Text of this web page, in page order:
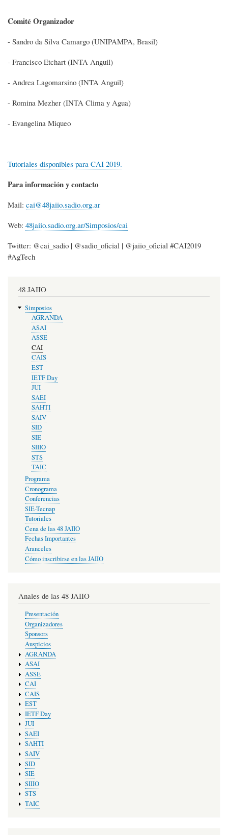
Comité Organizador
- Sandro da Silva Camargo (UNIPAMPA, Brasil)
- Francisco Etchart (INTA Anguil)
- Andrea Lagomarsino (INTA Anguil)
- Romina Mezher (INTA Clima y Agua)
- Evangelina Miqueo
Tutoriales disponibles para CAI 2019.
Para información y contacto
Mail: cai@48jaiio.sadio.org.ar
Web: 48jaiio.sadio.org.ar/Simposios/cai
Twitter: @cai_sadio | @sadio_oficial | @jaiio_oficial #CAI2019
#AgTech
48 JAIIO
Simposios
AGRANDA
ASAI
ASSE
CAI
CAIS
EST
IETF Day
JUI
SAEI
SAHTI
SAIV
SID
SIE
SIIIO
STS
TAIC
Programa
Cronograma
Conferencias
SIE-Tecnap
Tutoriales
Cena de las 48 JAIIO
Fechas Importantes
Aranceles
Cómo inscribirse en las JAIIO
Anales de las 48 JAIIO
Presentación
Organizadores
Sponsors
Auspicios
AGRANDA
ASAI
ASSE
CAI
CAIS
EST
IETF Day
JUI
SAEI
SAHTI
SAIV
SID
SIE
SIIIO
STS
TAIC